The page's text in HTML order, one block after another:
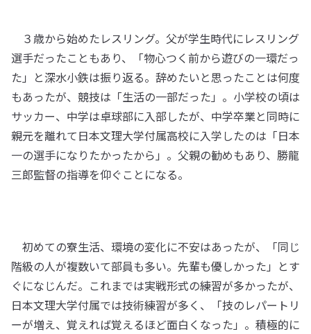
３歳から始めたレスリング。父が学生時代にレスリング
選手だったこともあり、「物心つく前から遊びの一環だっ
た」と深水小鉄は振り返る。辞めたいと思ったことは何度
もあったが、競技は「生活の一部だった」。小学校の頃は
サッカー、中学は卓球部に入部したが、中学卒業と同時に
親元を離れて日本文理大学付属高校に入学したのは「日本
一の選手になりたかったから」。父親の勧めもあり、勝龍
三郎監督の指導を仰ぐことになる。
初めての寮生活、環境の変化に不安はあったが、「同じ
階級の人が複数いて部員も多い。先輩も優しかった」とす
ぐになじんだ。これまでは実戦形式の練習が多かったが、
日本文理大学付属では技術練習が多く、「技のレパートリ
ーが増え、覚えれば覚えるほど面白くなった」。積極的に